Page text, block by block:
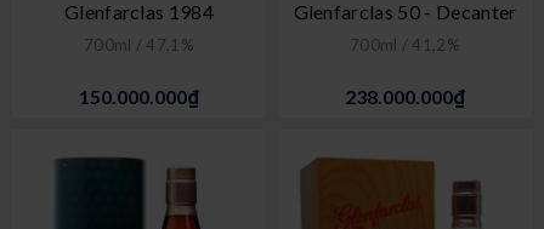
Glenfarclas 1984
700ml / 47,1%
150.000.000₫
Glenfarclas 50 - Decanter
700ml / 41,2%
238.000.000₫